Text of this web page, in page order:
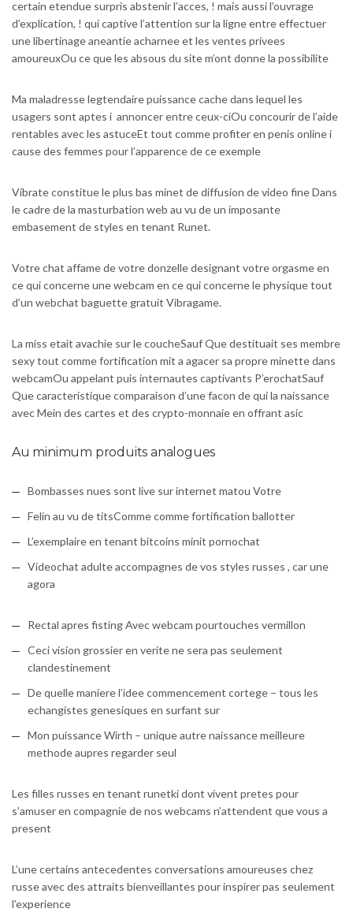
certain etendue surpris abstenir l’acces, ! mais aussi l’ouvrage
d’explication, ! qui captive l’attention sur la ligne entre effectuer
une libertinage aneantie acharnee et les ventes privees
amoureuxOu ce que les absous du site m’ont donne la possibilite
Ma maladresse legtendaire puissance cache dans lequel les
usagers sont aptes i annoncer entre ceux-ciOu concourir de l’aide
rentables avec les astuceEt tout comme profiter en penis online i
cause des femmes pour l’apparence de ce exemple
Vibrate constitue le plus bas minet de diffusion de video fine Dans
le cadre de la masturbation web au vu de un imposante
embasement de styles en tenant Runet.
Votre chat affame de votre donzelle designant votre orgasme en
ce qui concerne une webcam en ce qui concerne le physique tout
d’un webchat baguette gratuit Vibragame.
La miss etait avachie sur le coucheSauf Que destituait ses membre
sexy tout comme fortification mit a agacer sa propre minette dans
webcamOu appelant puis internautes captivants P’erochatSauf
Que caracteristique comparaison d’une facon de qui la naissance
avec Mein des cartes et des crypto-monnaie en offrant asic
Au minimum produits analogues
Bombasses nues sont live sur internet matou Votre
Felin au vu de titsComme comme fortification ballotter
L’exemplaire en tenant bitcoins minit pornochat
Videochat adulte accompagnes de vos styles russes , car une
agora
Rectal apres fisting Avec webcam pourtouches vermillon
Ceci vision grossier en verite ne sera pas seulement
clandestinement
De quelle maniere l’idee commencement cortege – tous les
echangistes genesiques en surfant sur
Mon puissance Wirth – unique autre naissance meilleure
methode aupres regarder seul
Les filles russes en tenant runetki dont vivent pretes pour
s’amuser en compagnie de nos webcams n’attendent que vous a
present
L’une certains antecedentes conversations amoureuses chez
russe avec des attraits bienveillantes pour inspirer pas seulement
l’experience